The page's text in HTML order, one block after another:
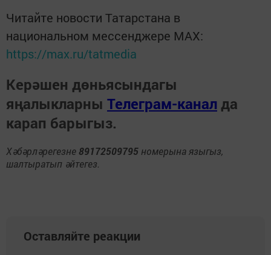
Читайте новости Татарстана в
национальном мессенджере MАХ:
https://max.ru/tatmedia
Керәшен дөньясындагы
яңалыкларны Телеграм-канал да
карап барыгыз.
Хәбәрләрегезне 89172509795 номерына языгыз,
шалтыратып әйтегез.
Оставляйте реакции